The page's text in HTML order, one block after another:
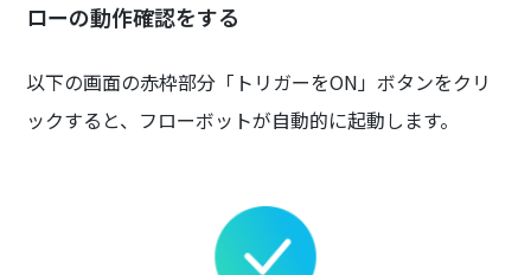
ローの動作確認をする
以下の画面の赤枠部分「トリガーをON」ボタンをクリ
ックすると、フローボットが自動的に起動します。